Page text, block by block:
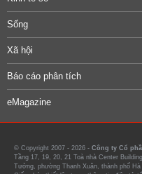
Sống
Xã hội
Báo cáo phân tích
eMagazine
© Copyright 2007 - 2026 - Công ty Cổ
Tầng 17, 19, 20, 21 Toà nhà Center
Tưởng, phường Thanh Xuân, thành phố Hà